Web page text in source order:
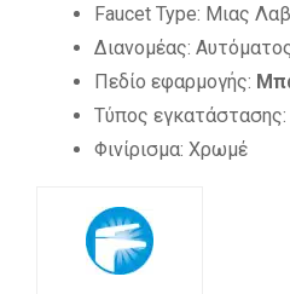
Faucet Type: Μιας
Διανομέας:
Πεδίο εφαρμογής:
Τύπος εγκατάστασης:
Φινίρισμα: Χρωμέ